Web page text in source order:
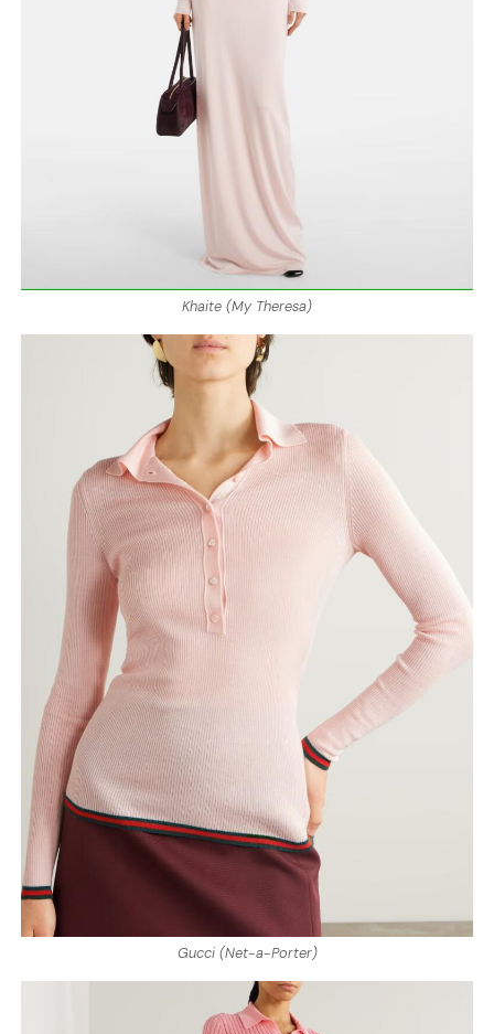
Khaite (My Theresa)
Gucci (Net-a-Porter)